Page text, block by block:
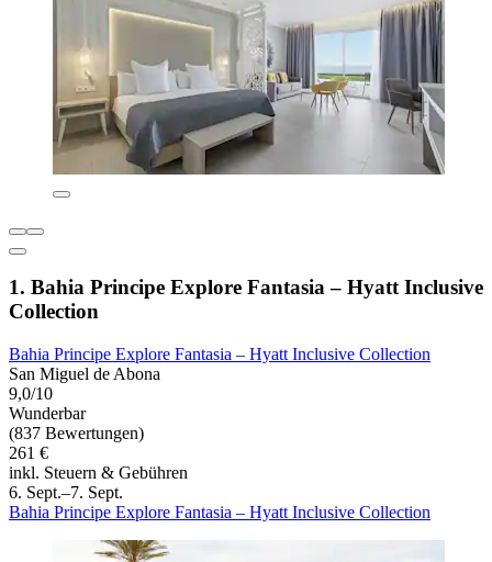
1. Bahia Principe Explore Fantasia – Hyatt Inclusive
Collection
Bahia Principe Explore Fantasia – Hyatt Inclusive Collection
San Miguel de Abona
9,0/10
Wunderbar
(837 Bewertungen)
261 €
inkl. Steuern & Gebühren
6. Sept.–7. Sept.
Bahia Principe Explore Fantasia – Hyatt Inclusive Collection